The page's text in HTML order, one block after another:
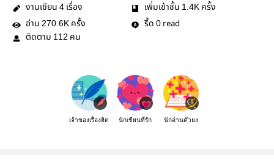
งานเขียน 4 เรื่อง เพิ่มเข้าชั้น 1.4K ครั้ง
อ่าน 270.6K ครั้ง รี้ด 0 read
ติดตาม 112 คน
เจ้าของเรื่องฮิต นักเขียนที่รัก นักอ่านตัวยง